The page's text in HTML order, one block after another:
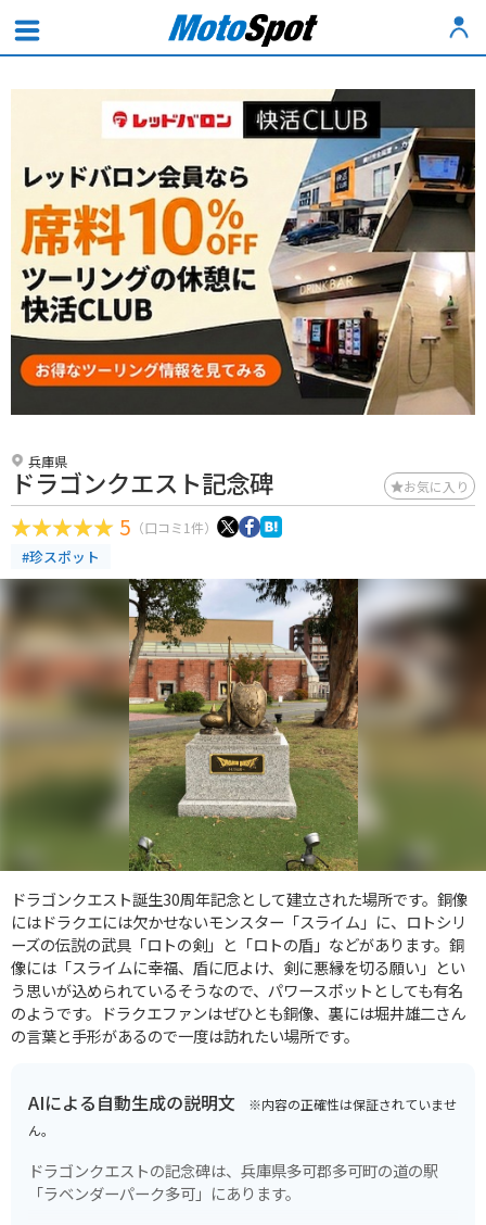
兵庫県
ドラゴンクエスト記念碑 お気に入り
5 （口コミ1件）
#珍スポット
ドラゴンクエスト誕生30周年記念として建立された場所です。銅像
にはドラクエには欠かせないモンスター「スライム」に、ロトシリ
ーズの伝説の武具「ロトの剣」と「ロトの盾」などがあります。銅
像には「スライムに幸福、盾に厄よけ、剣に悪縁を切る願い」とい
う思いが込められているそうなので、パワースポットとしても有名
のようです。ドラクエファンはぜひとも銅像、裏には堀井雄二さん
の言葉と手形があるので一度は訪れたい場所です。
AIによる自動生成の説明文 ※内容の正確性は保証されていませ
ん。
ドラゴンクエストの記念碑は、兵庫県多可郡多可町の道の駅
「ラベンダーパーク多可」にあります。